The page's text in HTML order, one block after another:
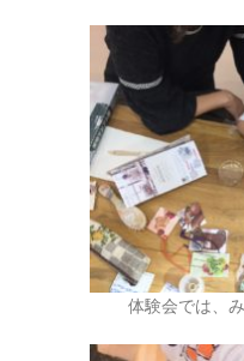
体験会では、